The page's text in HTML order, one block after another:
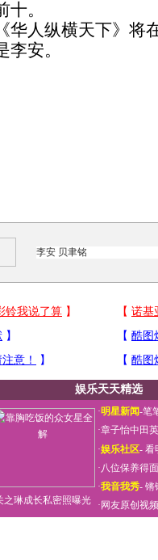
十。
人纵横天下》将
李安。
娱乐天天精选
之琳成长私密照曝光
·明星新闻-笔
·章子怡中田
·娱乐社区- 看
·八位保养得
·我音我秀- 锵
· 网友原创视